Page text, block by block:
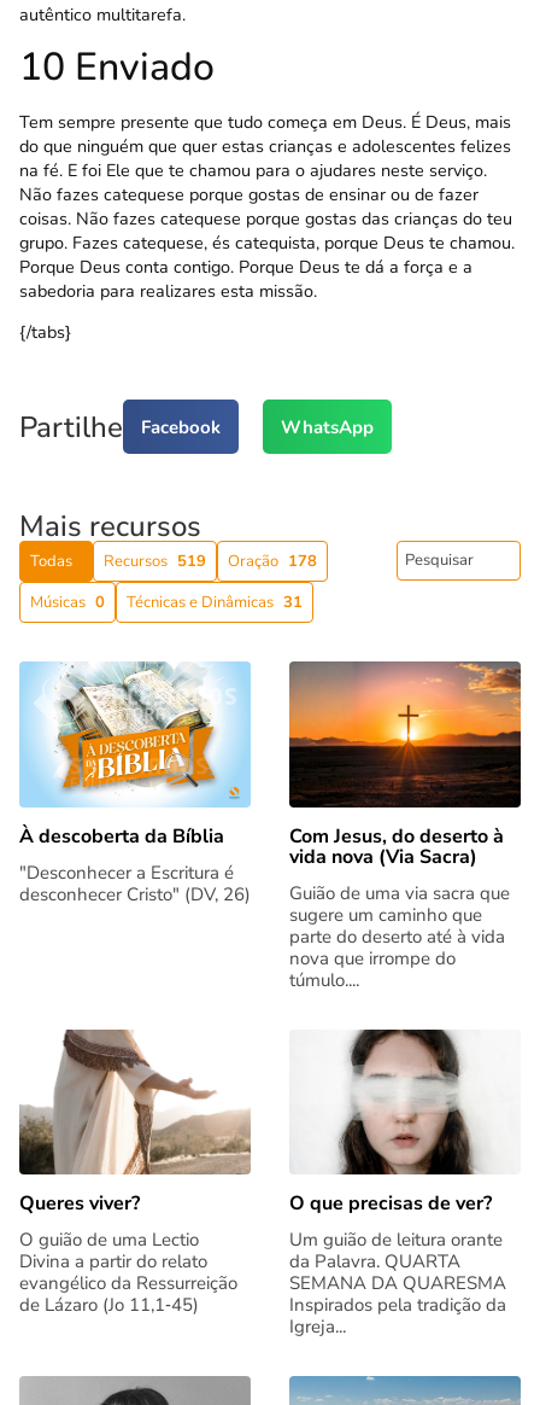
autêntico multitarefa.
10 Enviado
Tem sempre presente que tudo começa em Deus. É Deus, mais
do que ninguém que quer estas crianças e adolescentes felizes
na fé. E foi Ele que te chamou para o ajudares neste serviço.
Não fazes catequese porque gostas de ensinar ou de fazer
coisas. Não fazes catequese porque gostas das crianças do teu
grupo. Fazes catequese, és catequista, porque Deus te chamou.
Porque Deus conta contigo. Porque Deus te dá a força e a
sabedoria para realizares esta missão.
{/tabs}
Partilhe Facebook WhatsApp
Mais recursos
Todas Recursos 519 Oração 178
Músicas 0 Técnicas e Dinâmicas 31
À descoberta da Bíblia
"Desconhecer a Escritura é
desconhecer Cristo" (DV, 26)
Com Jesus, do deserto à
vida nova (Via Sacra)
Guião de uma via sacra que
sugere um caminho que
parte do deserto até à vida
nova que irrompe do
túmulo....
Queres viver?
O guião de uma Lectio
Divina a partir do relato
evangélico da Ressurreição
de Lázaro (Jo 11,1‑45)
O que precisas de ver?
Um guião de leitura orante
da Palavra. QUARTA
SEMANA DA QUARESMA
Inspirados pela tradição da
Igreja...